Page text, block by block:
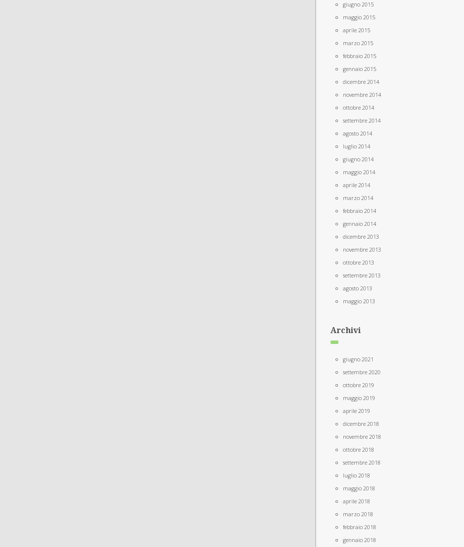
giugno 2015
maggio 2015
aprile 2015
marzo 2015
febbraio 2015
gennaio 2015
dicembre 2014
novembre 2014
ottobre 2014
settembre 2014
agosto 2014
luglio 2014
giugno 2014
maggio 2014
aprile 2014
marzo 2014
febbraio 2014
gennaio 2014
dicembre 2013
novembre 2013
ottobre 2013
settembre 2013
agosto 2013
maggio 2013
Archivi
giugno 2021
settembre 2020
ottobre 2019
maggio 2019
aprile 2019
dicembre 2018
novembre 2018
ottobre 2018
settembre 2018
luglio 2018
maggio 2018
aprile 2018
marzo 2018
febbraio 2018
gennaio 2018